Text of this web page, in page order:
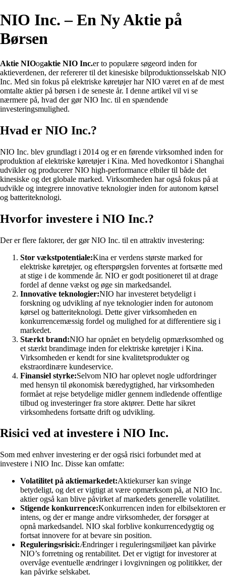
NIO Inc. – En Ny Aktie på
Børsen
Aktie NIOogaktie NIO Inc.er to populære søgeord inden for
aktieverdenen, der refererer til det kinesiske bilproduktionsselskab NIO
Inc. Med sin fokus på elektriske køretøjer har NIO været en af de mest
omtalte aktier på børsen i de seneste år. I denne artikel vil vi se
nærmere på, hvad der gør NIO Inc. til en spændende
investeringsmulighed.
Hvad er NIO Inc.?
NIO Inc. blev grundlagt i 2014 og er en førende virksomhed inden for
produktion af elektriske køretøjer i Kina. Med hovedkontor i Shanghai
udvikler og producerer NIO high-performance elbiler til både det
kinesiske og det globale marked. Virksomheden har også fokus på at
udvikle og integrere innovative teknologier inden for autonom kørsel
og batteriteknologi.
Hvorfor investere i NIO Inc.?
Der er flere faktorer, der gør NIO Inc. til en attraktiv investering:
Stor vækstpotentiale:Kina er verdens største marked for
elektriske køretøjer, og efterspørgslen forventes at fortsætte med
at stige i de kommende år. NIO er godt positioneret til at drage
fordel af denne vækst og øge sin markedsandel.
Innovative teknologier:NIO har investeret betydeligt i
forskning og udvikling af nye teknologier inden for autonom
kørsel og batteriteknologi. Dette giver virksomheden en
konkurrencemæssig fordel og mulighed for at differentiere sig i
markedet.
Stærkt brand:NIO har opnået en betydelig opmærksomhed og
et stærkt brandimage inden for elektriske køretøjer i Kina.
Virksomheden er kendt for sine kvalitetsprodukter og
ekstraordinære kundeservice.
Finansiel styrke:Selvom NIO har oplevet nogle udfordringer
med hensyn til økonomisk bæredygtighed, har virksomheden
formået at rejse betydelige midler gennem indledende offentlige
tilbud og investeringer fra store aktører. Dette har sikret
virksomhedens fortsatte drift og udvikling.
Risici ved at investere i NIO Inc.
Som med enhver investering er der også risici forbundet med at
investere i NIO Inc. Disse kan omfatte:
Volatilitet på aktiemarkedet:Aktiekurser kan svinge
betydeligt, og det er vigtigt at være opmærksom på, at NIO Inc.
aktier også kan blive påvirket af markedets generelle volatilitet.
Stigende konkurrence:Konkurrencen inden for elbilsektoren er
intens, og der er mange andre virksomheder, der forsøger at
opnå markedsandel. NIO skal forblive konkurrencedygtig og
fortsat innovere for at bevare sin position.
Reguleringsrisici:Ændringer i reguleringsmiljøet kan påvirke
NIO’s forretning og rentabilitet. Det er vigtigt for investorer at
overvåge eventuelle ændringer i lovgivningen og politikker, der
kan påvirke selskabet.